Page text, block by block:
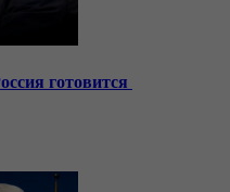
готовится